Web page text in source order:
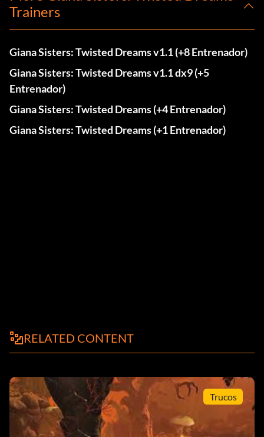
Trainers
Giana Sisters: Twisted Dreams v1.1 (+8 Entrenador)
Giana Sisters: Twisted Dreams v1.1 dx9 (+5
Entrenador)
Giana Sisters: Twisted Dreams (+4 Entrenador)
Giana Sisters: Twisted Dreams (+1 Entrenador)
RELATED CONTENT
Trucos